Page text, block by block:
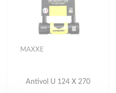
MAXXE
Antivol U 124 X 270